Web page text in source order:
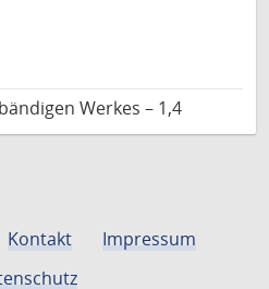
Werkes – 1,4
Kontakt
Impressum